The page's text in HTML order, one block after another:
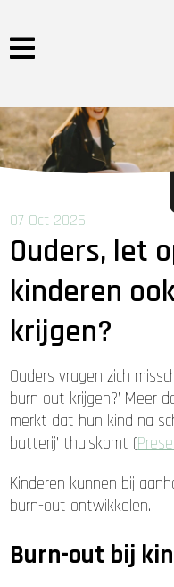
07 Oct 2025
Ouders, let
kinderen
krijgen?
Ouders vragen zich
burn out krijgen?’ Meer
merkt dat hun kind na
batterij’ thuiskomt (
Kinderen kunnen bij
burn-out ontwikkelen.
Burn-out bij